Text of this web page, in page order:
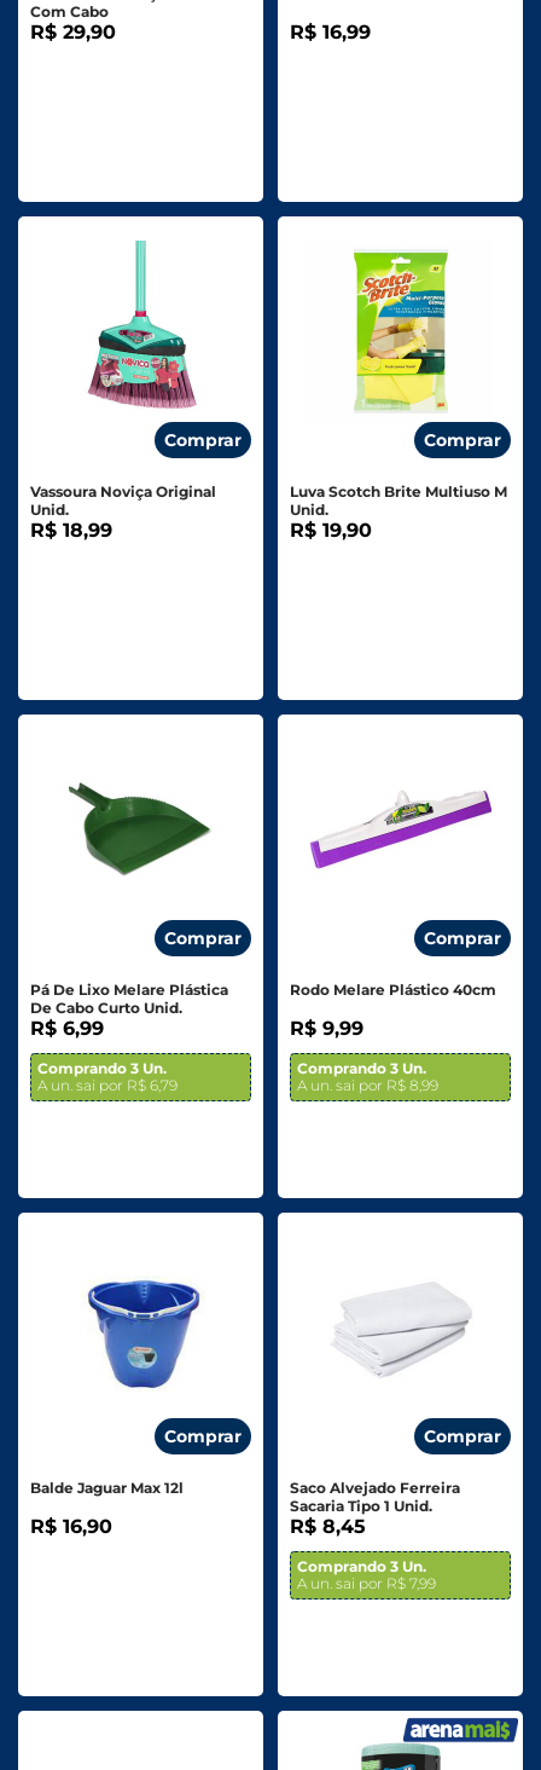
Com Cabo
R$ 29,90 R$ 16,99
Comprar
Vassoura Noviça Original
Unid.
R$ 18,99
Comprar
Luva Scotch Brite Multiuso M
Unid.
R$ 19,90
Comprar
Pá De Lixo Melare Plástica
De Cabo Curto Unid.
R$ 6,99
Comprando 3 Un.
A un. sai por R$ 6,79
Comprar
Rodo Melare Plástico 40cm
R$ 9,99
Comprando 3 Un.
A un. sai por R$ 8,99
Comprar
Balde Jaguar Max 12l
R$ 16,90
Comprar
Saco Alvejado Ferreira
Sacaria Tipo 1 Unid.
R$ 8,45
Comprando 3 Un.
A un. sai por R$ 7,99